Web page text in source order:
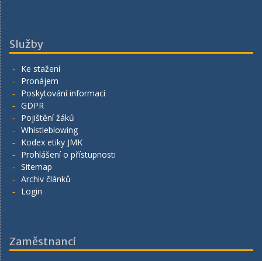
Služby
Ke stažení
Pronájem
Poskytování informací
GDPR
Pojištění žáků
Whistleblowing
Kodex etiky JMK
Prohlášení o přístupnosti
Sitemap
Archiv článků
Login
Zaměstnanci